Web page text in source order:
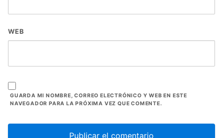
WEB
GUARDA MI NOMBRE, CORREO ELECTRÓNICO Y WEB EN ESTE
NAVEGADOR PARA LA PRÓXIMA VEZ QUE COMENTE.